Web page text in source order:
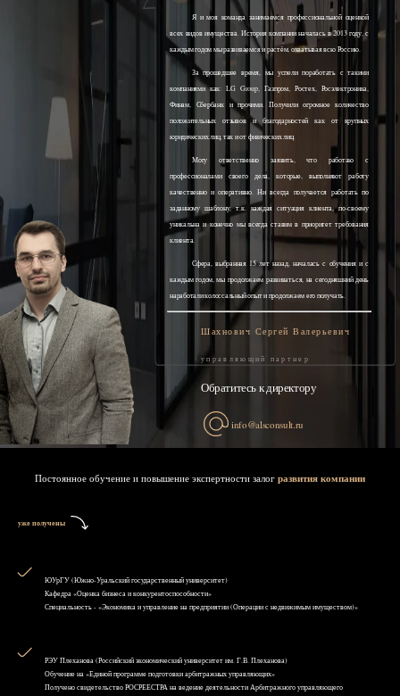
Я и моя команда занимаемся профессиональной оценкой
всех видов имущества. История компании началась в 2013 году, с
каждым годом мы развиваемся и растём, охватывая всю Россию.
За прошедшее время, мы успели поработать с такими
компаниями как: LG Group, Газпром, Ростех, Росэлектроника,
Финам, Сбербанк и прочими. Получили огромное количество
положительных отзывов и благодарностей как от крупных
юридических лиц, так и от физических лиц.
Могу ответственно заявить, что работаю с
профессионалами своего дела, которые, выполняют работу
качественно и оперативно. Ни всегда получается работать по
заданному шаблону, т.к. каждая ситуация клиента, по-своему
уникальна и конечно мы всегда ставим в приоритет требования
клиента.
Сфера, выбранная 15 лет назад, началась с обучения и с
каждым годом, мы продолжаем развиваться, на сегодняшний день
наработали колоссальный опыт и продолжаем его получать.
Шахнович Сергей Валерьевич
управляющий партнер
Обратитесь к директору
info@alsconsult.ru
Постоянное обучение и повышение экспертности залог развития компании
уже получены
ЮУрГУ (Южно-Уральский государственный университет)
Кафедра «Оценка бизнеса и конкурентоспособности»
Специальность - «Экономика и управление на предприятии (Операции с недвижимым имуществом)»
РЭУ Плеханова (Российский экономический университет им. Г.В. Плеханова)
Обучение на «Единой программе подготовки арбитражных управляющих»
Получено свидетельство РОСРЕЕСТРА на ведение деятельности Арбитражного управляющего